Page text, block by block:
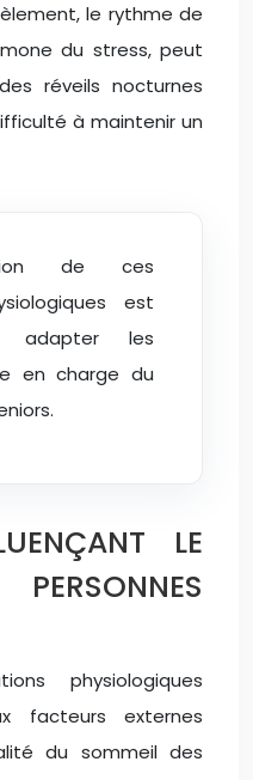
le rythme de
du stress, peut
réveils nocturnes
à maintenir un
de ces
est
adapter les
en charge du
LE
physiologiques
facteurs externes
du sommeil des